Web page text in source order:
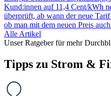
Kund:innen auf 11,4 Cent/kWh
überprüft, ab wann der neue
ob man mit dem neuen Preis
Alle Artikel
Unser Ratgeber für mehr
Tipps zu Strom &